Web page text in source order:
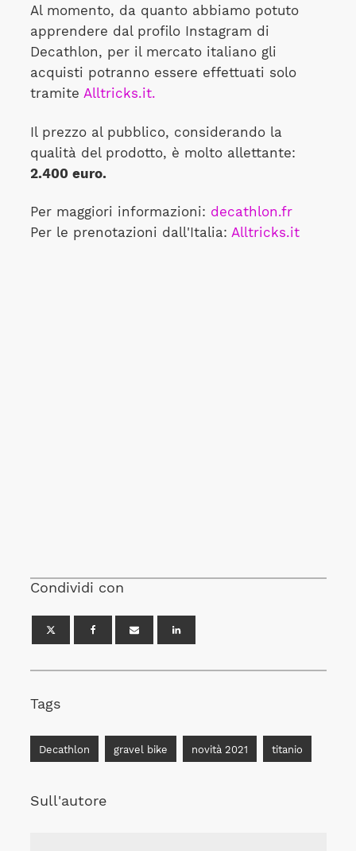
Al momento, da quanto abbiamo potuto
apprendere dal profilo Instagram di
Decathlon, per il mercato italiano gli
acquisti potranno essere effettuati solo
tramite Alltricks.it.
Il prezzo al pubblico, considerando la
qualità del prodotto, è molto allettante:
2.400 euro.
Per maggiori informazioni: decathlon.fr
Per le prenotazioni dall'Italia: Alltricks.it
Condividi con
Tags
Decathlon gravel bike novità 2021 titanio
Sull'autore